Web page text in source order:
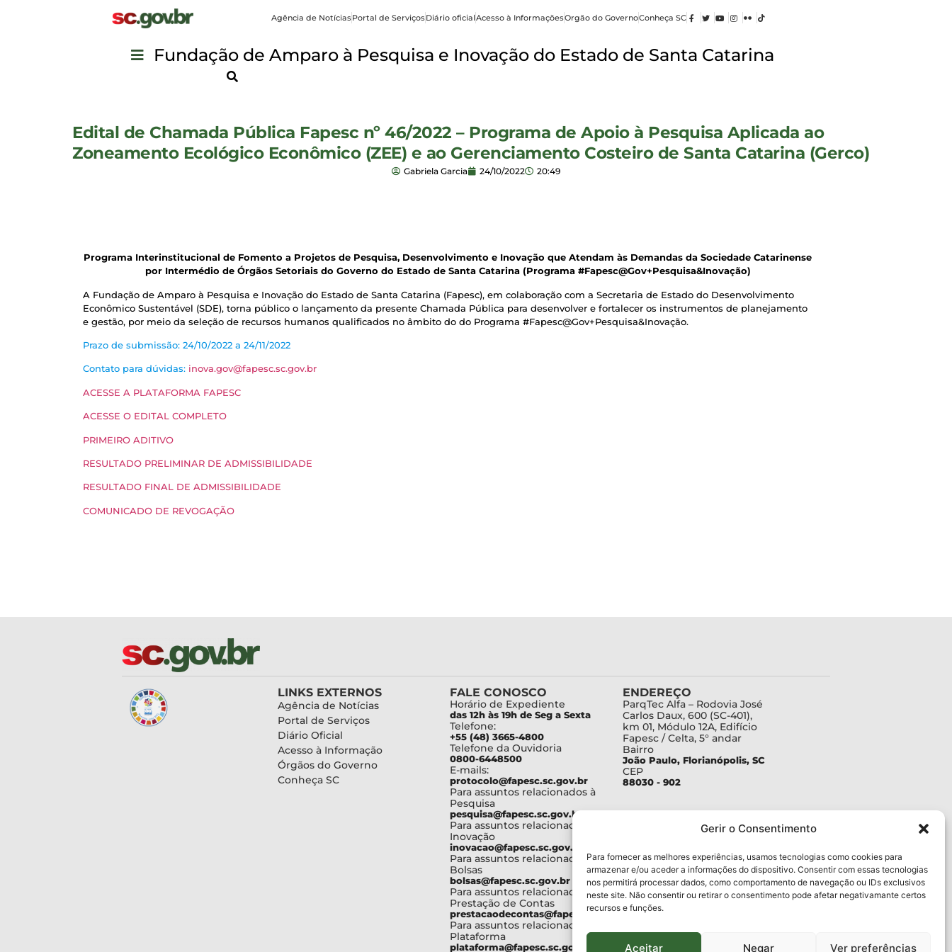
Gerir o Consentimento
Para fornecer as melhores experiências, usamos tecnologias como cookies para
armazenar e/ou aceder a informações do dispositivo. Consentir com essas tecnologias
nos permitirá processar dados, como comportamento de navegação ou IDs exclusivos
neste site. Não consentir ou retirar o consentimento pode afetar negativamante certos
recursos e funções.
Aceitar Negar Ver preferências
Agência de NotíciasPortal de ServiçosDiário oficialAcesso à InformaçõesOrgão do GovernoConheça SC
Fundação de Amparo à Pesquisa e Inovação do Estado de Santa Catarina
Edital de Chamada Pública Fapesc nº 46/2022 – Programa de Apoio à Pesquisa Aplicada ao
Zoneamento Ecológico Econômico (ZEE) e ao Gerenciamento Costeiro de Santa Catarina (Gerco)
Gabriela Garcia 24/10/2022 20:49
Programa Interinstitucional de Fomento a Projetos de Pesquisa, Desenvolvimento e Inovação que Atendam às Demandas da Sociedade Catarinense
por Intermédio de Órgãos Setoriais do Governo do Estado de Santa Catarina (Programa #Fapesc@Gov+Pesquisa&Inovação)
A Fundação de Amparo à Pesquisa e Inovação do Estado de Santa Catarina (Fapesc), em colaboração com a Secretaria de Estado do Desenvolvimento
Econômico Sustentável (SDE), torna público o lançamento da presente Chamada Pública para desenvolver e fortalecer os instrumentos de planejamento
e gestão, por meio da seleção de recursos humanos qualificados no âmbito do do Programa #Fapesc@Gov+Pesquisa&Inovação.
Prazo de submissão: 24/10/2022 a 24/11/2022
Contato para dúvidas: inova.gov@fapesc.sc.gov.br
ACESSE A PLATAFORMA FAPESC
ACESSE O EDITAL COMPLETO
PRIMEIRO ADITIVO
RESULTADO PRELIMINAR DE ADMISSIBILIDADE
RESULTADO FINAL DE ADMISSIBILIDADE
COMUNICADO DE REVOGAÇÃO
LINKS EXTERNOS
Agência de Notícias
Portal de Serviços
Diário Oficial
Acesso à Informação
Órgãos do Governo
Conheça SC
FALE CONOSCO
Horário de Expediente
das 12h às 19h de Seg a Sexta
Telefone:
+55 (48) 3665-4800
Telefone da Ouvidoria
0800-6448500
E-mails:
protocolo@fapesc.sc.gov.br
Para assuntos relacionados à
Pesquisa
pesquisa@fapesc.sc.gov.br
Para assuntos relacionados à
Inovação
inovacao@fapesc.sc.gov.br
Para assuntos relacionados à
Bolsas
bolsas@fapesc.sc.gov.br
Para assuntos relacionados à
Prestação de Contas
prestacaodecontas@fapesc.sc.gov.br
Para assuntos relacionados à
Plataforma
plataforma@fapesc.sc.gov.br
ENDEREÇO
ParqTec Alfa – Rodovia José
Carlos Daux, 600 (SC-401),
km 01, Módulo 12A, Edifício
Fapesc / Celta, 5° andar
Bairro
João Paulo, Florianópolis, SC
CEP
88030 - 902